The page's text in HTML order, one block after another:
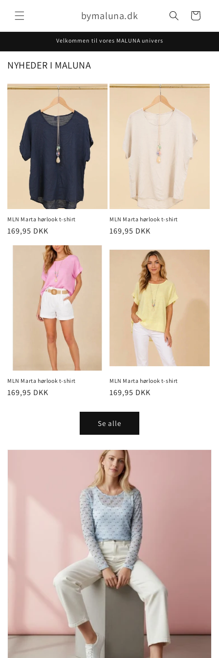
indhold
bymaluna.dk Indkøbskurv
Velkommen til vores MALUNA univers
NYHEDER I MALUNA
MLN Marta hørlook t-shirt
Normalpris
169,95 DKK
MLN Marta hørlook t-shirt
Normalpris
169,95 DKK
MLN Marta hørlook t-shirt
Normalpris
169,95 DKK
MLN Marta hørlook t-shirt
Normalpris
169,95 DKK
Se alle